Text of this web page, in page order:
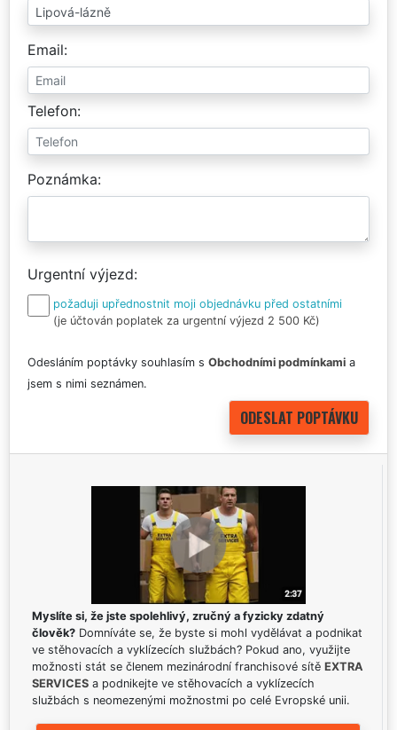
Email
Telefon
Poznámka
Urgentní výjezd
požaduji upřednostnit moji objednávku před ostatními
(je účtován poplatek za urgentní výjezd 2 500 Kč)
Odesláním poptávky souhlasím s Obchodními podmínkami a
jsem s nimi seznámen.
Myslíte si, že jste spolehlivý, zručný a fyzicky zdatný
člověk? Domníváte se, že byste si mohl vydělávat a podnikat
ve stěhovacích a vyklízecích službách? Pokud ano, využijte
možnosti stát se členem mezinárodní franchisové sítě EXTRA
SERVICES a podnikejte ve stěhovacích a vyklízecích
službách s neomezenými možnostmi po celé Evropské unii.